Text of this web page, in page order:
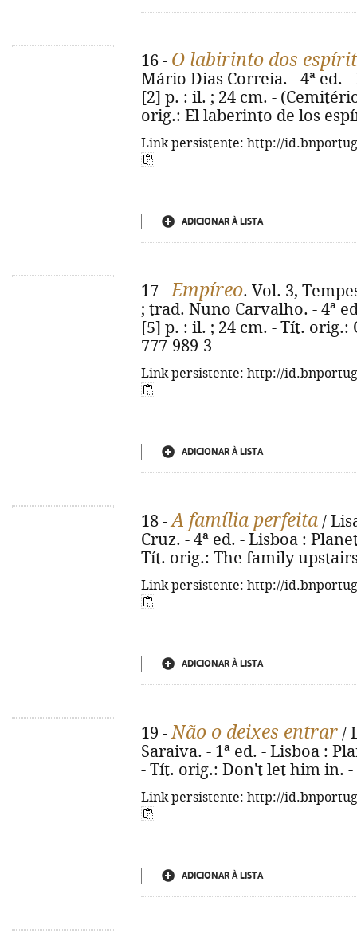
16 - O labirinto dos
Mário Dias Correia. - 4ª ed.
[2] p. : il. ; 24 cm. -
orig.: El laberinto de los
Link persistente: http://
ADICIONAR À LISTA
17 -Empíreo. Vol. 3,
; trad. Nuno Carvalho. - 4ª
[5] p. : il. ; 24 cm. - Tít. orig.:
777-989-3
Link persistente: http://
ADICIONAR À LISTA
18 -A família perfeita /
Cruz. - 4ª ed. - Lisboa :
Tít. orig.: The family
Link persistente: http://
ADICIONAR À LISTA
19 -Não o deixes entrar /
Saraiva. - 1ª ed. - Lisboa :
- Tít. orig.: Don't let him in. -
Link persistente: http://
ADICIONAR À LISTA